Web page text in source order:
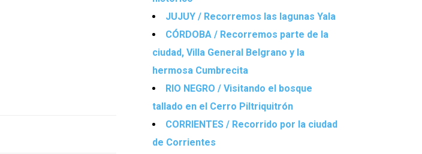
JUJUY / Recorremos las lagunas Yala
CÓRDOBA / Recorremos parte de la
ciudad, Villa General Belgrano y la
hermosa Cumbrecita
RIO NEGRO / Visitando el bosque
tallado en el Cerro Piltriquitrón
CORRIENTES / Recorrido por la ciudad
de Corrientes